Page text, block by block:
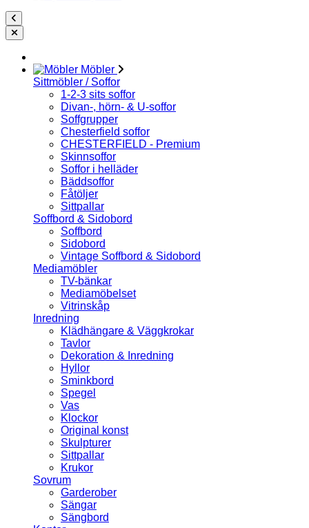
Möbler
Sittmöbler / Soffor
1-2-3 sits soffor
Divan-, hörn- & U-soffor
Soffgrupper
Chesterfield soffor
CHESTERFIELD - Premium
Skinnsoffor
Soffor i helläder
Bäddsoffor
Fåtöljer
Sittpallar
Soffbord & Sidobord
Soffbord
Sidobord
Vintage Soffbord & Sidobord
Mediamöbler
TV-bänkar
Mediamöbelset
Vitrinskåp
Inredning
Klädhängare & Väggkrokar
Tavlor
Dekoration & Inredning
Hyllor
Sminkbord
Spegel
Vas
Klockor
Original konst
Skulpturer
Sittpallar
Krukor
Sovrum
Garderober
Sängar
Sängbord